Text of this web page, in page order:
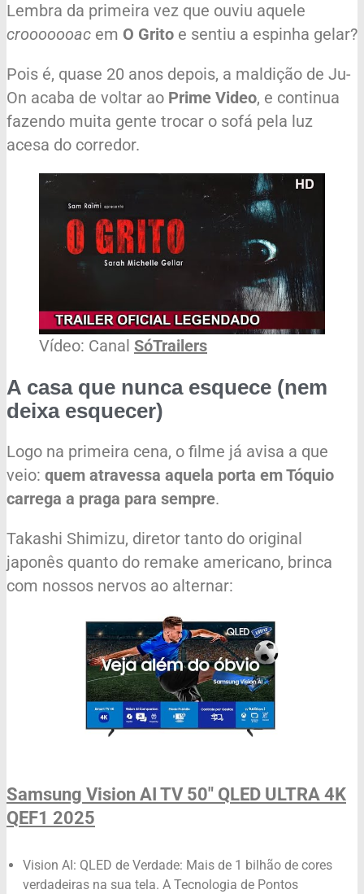
Lembra da primeira vez que ouviu aquele
crooooooac em O Grito e sentiu a espinha gelar?
Pois é, quase 20 anos depois, a maldição de Ju-
On acaba de voltar ao Prime Video, e continua
fazendo muita gente trocar o sofá pela luz
acesa do corredor.
Vídeo: Canal SóTrailers
A casa que nunca esquece (nem
deixa esquecer)
Logo na primeira cena, o filme já avisa a que
veio: quem atravessa aquela porta em Tóquio
carrega a praga para sempre.
Takashi Shimizu, diretor tanto do original
japonês quanto do remake americano, brinca
com nossos nervos ao alternar:
Samsung Vision AI TV 50" QLED ULTRA 4K
QEF1 2025
Vision AI: QLED de Verdade: Mais de 1 bilhão de cores
verdadeiras na sua tela. A Tecnologia de Pontos